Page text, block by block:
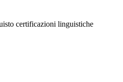
certificazioni linguistiche